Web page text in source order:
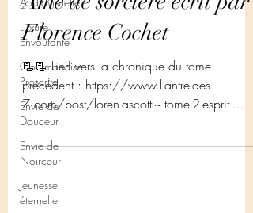
Luxure
Envoûtante
Gourmandise
Proscrite
Envie de
Douceur
Envie de
Noirceur
Jeunesse
éternelle
Florence Cochet
📃📃 Lien vers la chronique du tome
précédent : https://www.l-antre-des-
7.com/post/loren-ascott-~-tome-2-esprit-
jaguar-%C3%A9crit-par-flo...